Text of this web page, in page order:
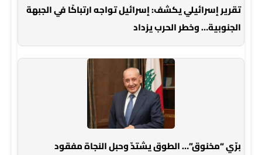
تقرير إسرائيلي يكشف: إسرائيل تواجه ارتباكًا في الجبهة
الجنوبية… وخطر الحرب يزداد
برّي “مخنوق”… الطوق يشتدّ وحبل النجاة مفقود